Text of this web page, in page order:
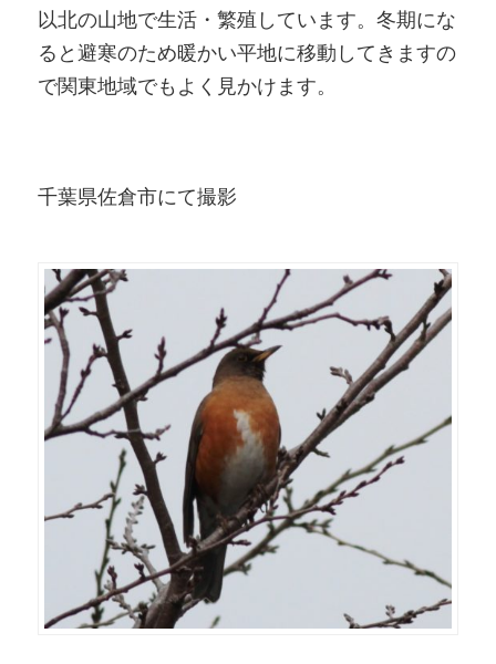
以北の山地で生活・繁殖しています。冬期にな
ると避寒のため暖かい平地に移動してきますの
で関東地域でもよく見かけます。
千葉県佐倉市にて撮影